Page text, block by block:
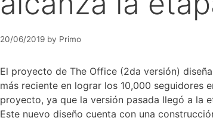
20/06/2019 by Primo
El proyecto de The Office (2da versión)
más reciente en lograr los 10,000 seguidores
proyecto, ya que la versión pasada llegó a la
Este nuevo diseño cuenta con una